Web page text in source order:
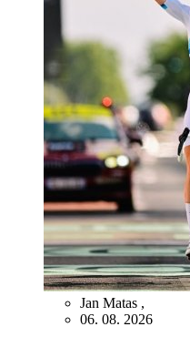
Jan Matas ,
06. 08. 2026